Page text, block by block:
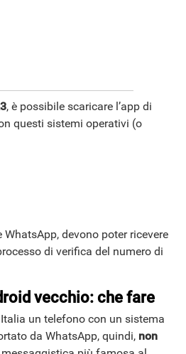
, è possibile scaricare l’app di
questi sistemi operativi (o
devono poter ricevere
di verifica del numero di
vecchio: che fare
un telefono con un sistema
da WhatsApp, quindi, non